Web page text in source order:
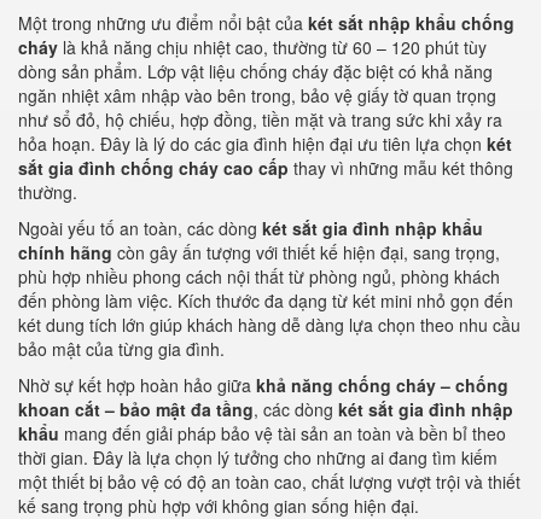
Một trong những ưu điểm nổi bật của két sắt nhập khẩu chống
cháy là khả năng chịu nhiệt cao, thường từ 60 – 120 phút tùy
dòng sản phẩm. Lớp vật liệu chống cháy đặc biệt có khả năng
ngăn nhiệt xâm nhập vào bên trong, bảo vệ giấy tờ quan trọng
như sổ đỏ, hộ chiếu, hợp đồng, tiền mặt và trang sức khi xảy ra
hỏa hoạn. Đây là lý do các gia đình hiện đại ưu tiên lựa chọn két
sắt gia đình chống cháy cao cấp thay vì những mẫu két thông
thường.
Ngoài yếu tố an toàn, các dòng két sắt gia đình nhập khẩu
chính hãng còn gây ấn tượng với thiết kế hiện đại, sang trọng,
phù hợp nhiều phong cách nội thất từ phòng ngủ, phòng khách
đến phòng làm việc. Kích thước đa dạng từ két mini nhỏ gọn đến
két dung tích lớn giúp khách hàng dễ dàng lựa chọn theo nhu cầu
bảo mật của từng gia đình.
Nhờ sự kết hợp hoàn hảo giữa khả năng chống cháy – chống
khoan cắt – bảo mật đa tầng, các dòng két sắt gia đình nhập
khẩu mang đến giải pháp bảo vệ tài sản an toàn và bền bỉ theo
thời gian. Đây là lựa chọn lý tưởng cho những ai đang tìm kiếm
một thiết bị bảo vệ có độ an toàn cao, chất lượng vượt trội và thiết
kế sang trọng phù hợp với không gian sống hiện đại.